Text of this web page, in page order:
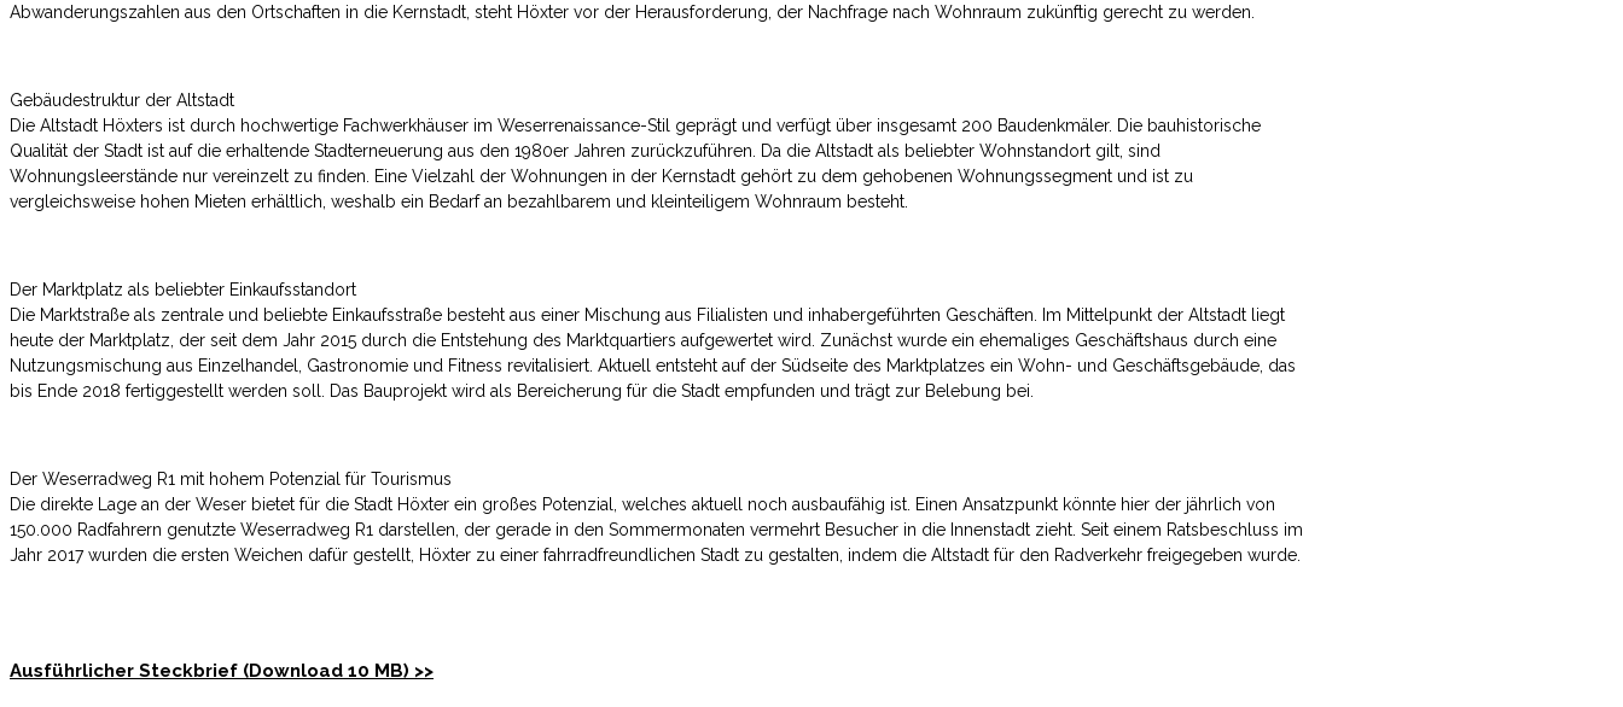
Abwanderungszahlen aus den Ortschaften in die Kernstadt, steht Höxter vor der Herausforderung, der Nachfrage nach Wohnraum zukünftig gerecht zu werden.
Gebäudestruktur der Altstadt
Die Altstadt Höxters ist durch hochwertige Fachwerkhäuser im Weserrenaissance-Stil geprägt und verfügt über insgesamt 200 Baudenkmäler. Die bauhistorische
Qualität der Stadt ist auf die erhaltende Stadterneuerung aus den 1980er Jahren zurückzuführen. Da die Altstadt als beliebter Wohnstandort gilt, sind
Wohnungsleerstände nur vereinzelt zu finden. Eine Vielzahl der Wohnungen in der Kernstadt gehört zu dem gehobenen Wohnungssegment und ist zu
vergleichsweise hohen Mieten erhältlich, weshalb ein Bedarf an bezahlbarem und kleinteiligem Wohnraum besteht.
Der Marktplatz als beliebter Einkaufsstandort
Die Marktstraße als zentrale und beliebte Einkaufsstraße besteht aus einer Mischung aus Filialisten und inhabergeführten Geschäften. Im Mittelpunkt der Altstadt liegt
heute der Marktplatz, der seit dem Jahr 2015 durch die Entstehung des Marktquartiers aufgewertet wird. Zunächst wurde ein ehemaliges Geschäftshaus durch eine
Nutzungsmischung aus Einzelhandel, Gastronomie und Fitness revitalisiert. Aktuell entsteht auf der Südseite des Marktplatzes ein Wohn- und Geschäftsgebäude, das
bis Ende 2018 fertiggestellt werden soll. Das Bauprojekt wird als Bereicherung für die Stadt empfunden und trägt zur Belebung bei.
Der Weserradweg R1 mit hohem Potenzial für Tourismus
Die direkte Lage an der Weser bietet für die Stadt Höxter ein großes Potenzial, welches aktuell noch ausbaufähig ist. Einen Ansatzpunkt könnte hier der jährlich von
150.000 Radfahrern genutzte Weserradweg R1 darstellen, der gerade in den Sommermonaten vermehrt Besucher in die Innenstadt zieht. Seit einem Ratsbeschluss im
Jahr 2017 wurden die ersten Weichen dafür gestellt, Höxter zu einer fahrradfreundlichen Stadt zu gestalten, indem die Altstadt für den Radverkehr freigegeben wurde.
Ausführlicher Steckbrief (Download 10 MB) >>